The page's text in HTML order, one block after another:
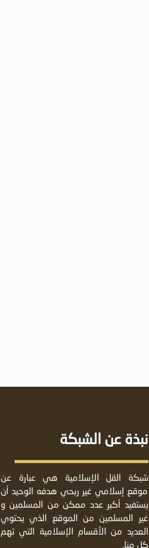
نبذة عن الشبكة
شبكة القل الإسلامية هي عبارة عن
موقع إسلامي غير ربحي هدفه الوحيد أن
يستفيد أكبر عدد ممكن من المسلمين و
غير المسلمين من الموقع الذي يحتوي
العديد من الأقسام الإسلامية التي تهم
كل منا.